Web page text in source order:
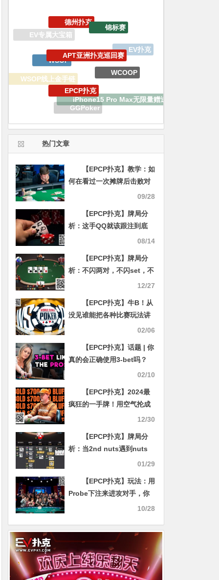
生肖之王金手链嘉年华
GoG黄金游戏
WSOP
APT亚洲扑克巡回赛
WCOOP
iPhone15 Pro Max无限量赠送
GGPoker
EPCP扑克
热门文章
【EPCP扑克】教学：如
何在看过一次摊牌后击败对
09/28
【EPCP扑克】牌局分
析：这手QQ就该跟注到底
08/14
【EPCP扑克】牌局分
析：不闪两对，不闪set，不
12/27
【EPCP扑克】牛B！从
没见谁能把各种比赛玩法讲
02/06
【EPCP扑克】话题 | 你
真的会正确使用3-bet吗？
02/10
【EPCP扑克】2024最
疯狂的一手牌！用空气抡成
12/30
【EPCP扑克】牌局分
析：当2nd nuts遇到nuts
01/29
【EPCP扑克】玩法：用
Probe下注来进攻对手，你
10/28